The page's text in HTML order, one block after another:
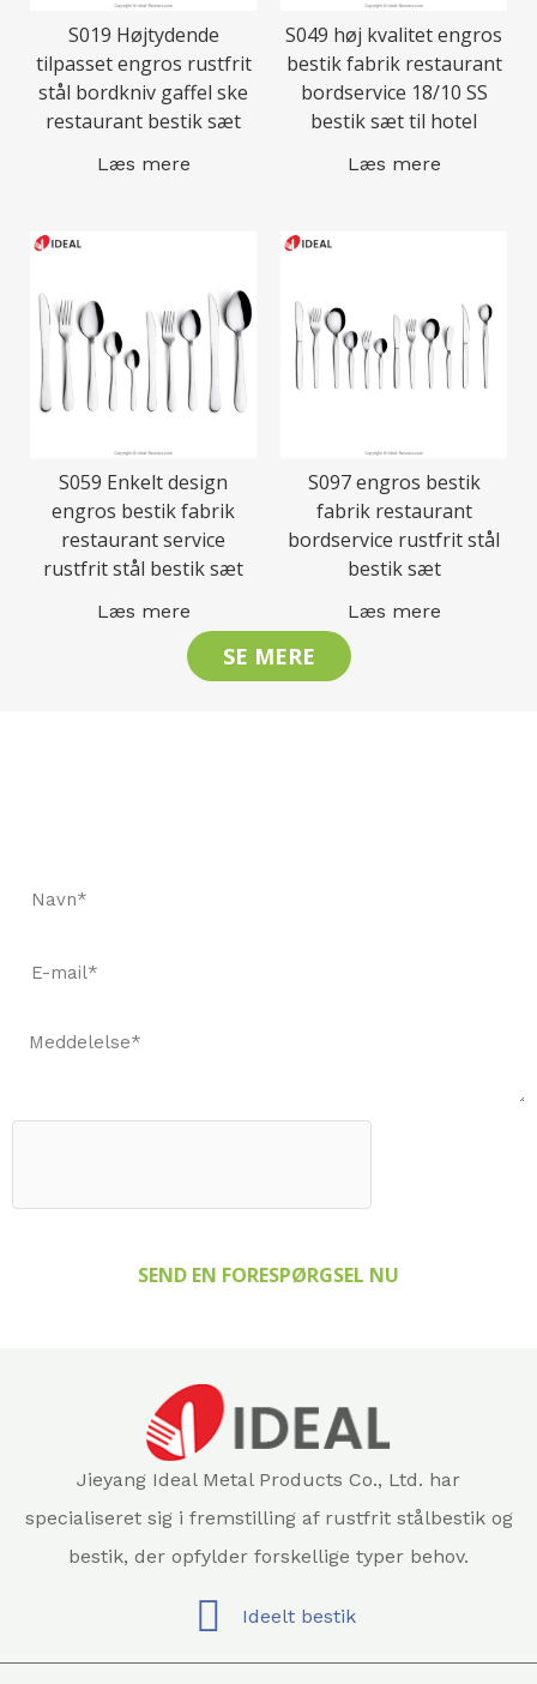
S019 Højtydende
tilpasset engros rustfrit
stål bordkniv gaffel ske
restaurant bestik sæt
Læs mere
S049 høj kvalitet engros
bestik fabrik restaurant
bordservice 18/10 SS
bestik sæt til hotel
Læs mere
S059 Enkelt design
engros bestik fabrik
restaurant service
rustfrit stål bestik sæt
Læs mere
S097 engros bestik
fabrik restaurant
bordservice rustfrit stål
bestik sæt
Læs mere
SE MERE
SEND EN FORESPØRGSEL NU
Jieyang Ideal Metal Products Co., Ltd. har
specialiseret sig i fremstilling af rustfrit stålbestik og
bestik, der opfylder forskellige typer behov.
Ideelt bestik